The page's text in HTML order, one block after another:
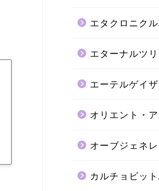
エタクロニク
エターナルツ
エーテルゲイ
オリエント・
オーブジェネ
カルチョビッ